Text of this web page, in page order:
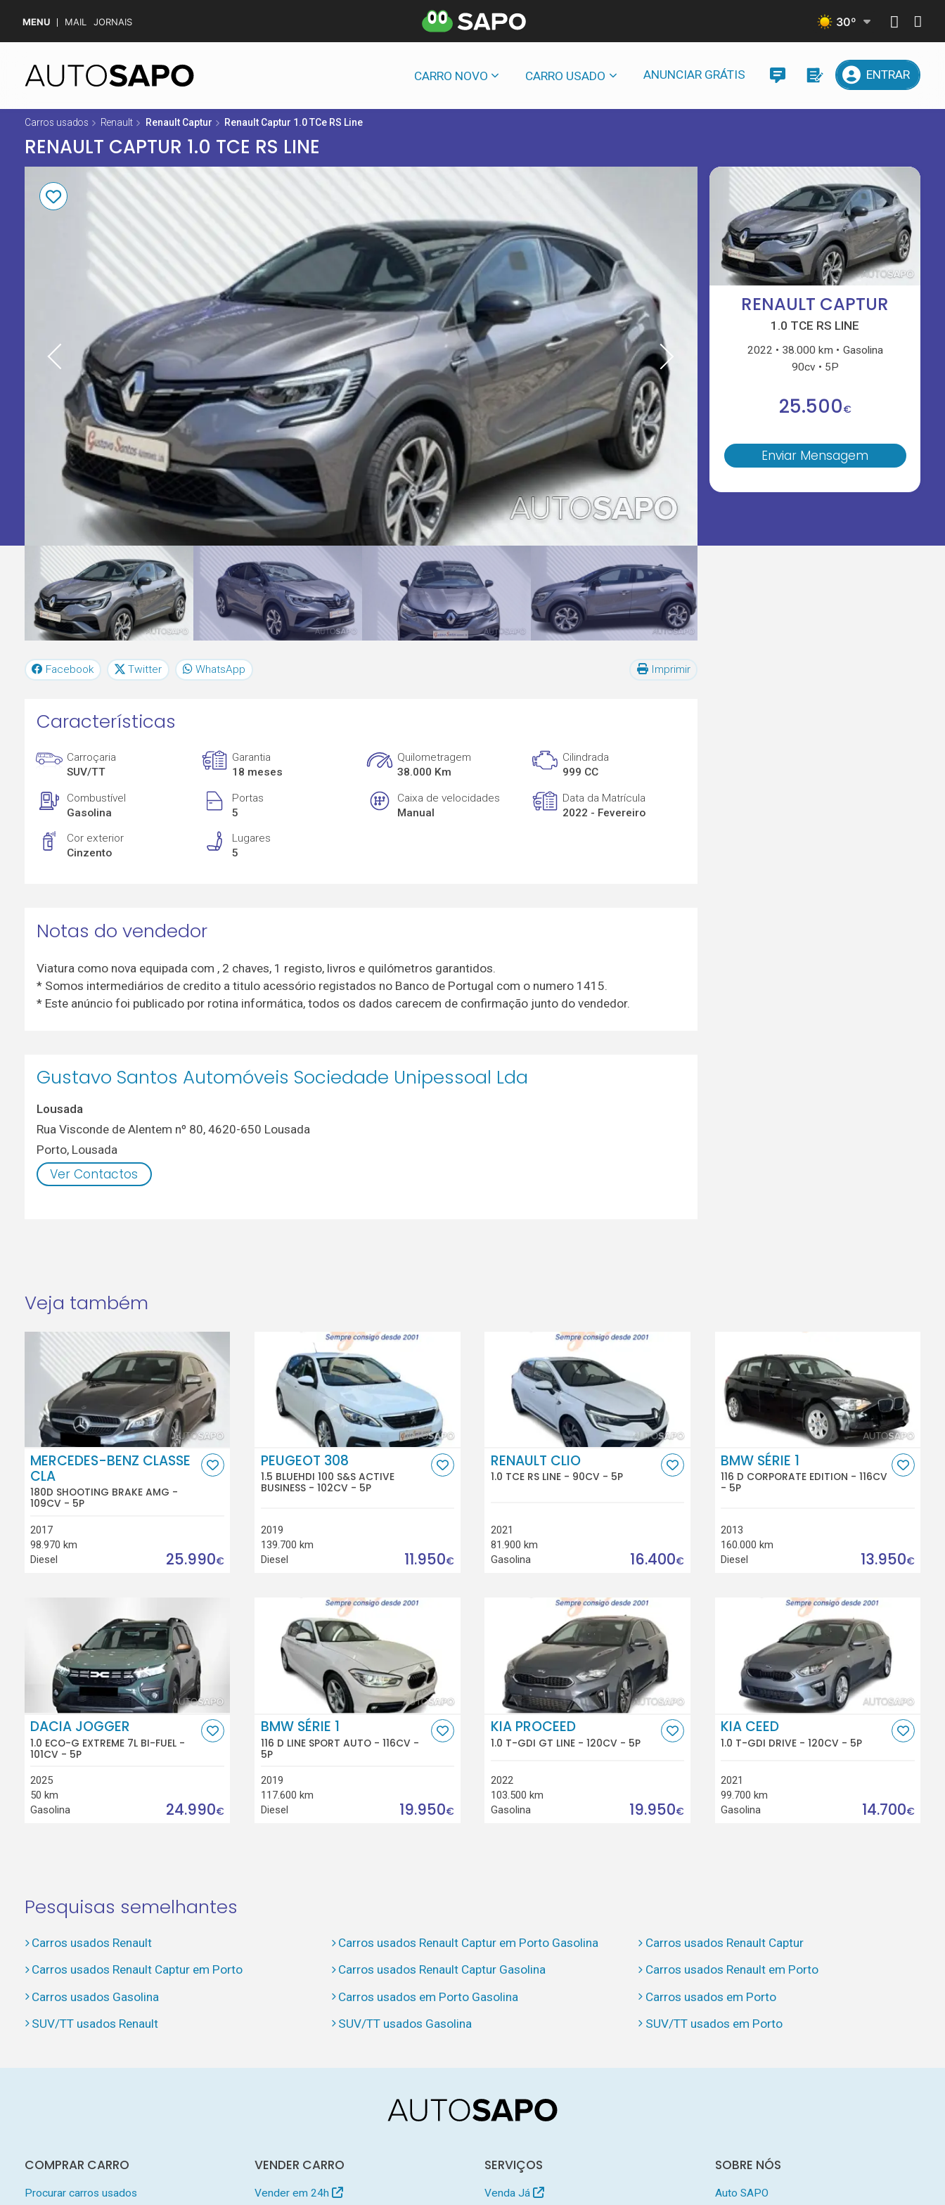
MENU MAIL JORNAIS 30º
CARRO NOVO CARRO USADO ANUNCIAR GRÁTIS ENTRAR
Carros usados Renault Renault Captur Renault Captur 1.0 TCe RS Line
RENAULT CAPTUR 1.0 TCE RS LINE
RENAULT CAPTUR
1.0 TCE RS LINE
2022 38.000 km
Gasolina
90cv
5P
25.500€
Enviar Mensagem
Facebook Twitter WhatsApp Imprimir
Características
Carroçaria
SUV/TT
Garantia
18 meses
Quilometragem
38.000 Km
Cilindrada
999 CC
Combustível
Gasolina
Portas
5
Caixa de velocidades
Manual
Data da Matrícula
2022 - Fevereiro
Cor exterior
Cinzento
Lugares
5
Notas do vendedor
Viatura como nova equipada com , 2 chaves, 1 registo, livros e quilómetros garantidos.
* Somos intermediários de credito a titulo acessório registados no Banco de Portugal com o numero 1415.
* Este anúncio foi publicado por rotina informática, todos os dados carecem de confirmação junto do vendedor.
Gustavo Santos Automóveis Sociedade Unipessoal Lda
Lousada
Rua Visconde de Alentem nº 80, 4620-650 Lousada
Porto, Lousada
Ver Contactos
Veja também
MERCEDES-BENZ CLASSE
CLA
180D SHOOTING BRAKE AMG -
109CV - 5P
2017
98.970 km
Diesel
25.990€
PEUGEOT 308
1.5 BLUEHDI 100 S&S ACTIVE
BUSINESS - 102CV - 5P
2019
139.700 km
Diesel
11.950€
RENAULT CLIO
1.0 TCE RS LINE - 90CV - 5P
2021
81.900 km
Gasolina
16.400€
BMW SÉRIE 1
116 D CORPORATE EDITION - 116CV
- 5P
2013
160.000 km
Diesel
13.950€
DACIA JOGGER
1.0 ECO-G EXTREME 7L BI-FUEL -
101CV - 5P
2025
50 km
Gasolina
24.990€
BMW SÉRIE 1
116 D LINE SPORT AUTO - 116CV -
5P
2019
117.600 km
Diesel
19.950€
KIA PROCEED
1.0 T-GDI GT LINE - 120CV - 5P
2022
103.500 km
Gasolina
19.950€
KIA CEED
1.0 T-GDI DRIVE - 120CV - 5P
2021
99.700 km
Gasolina
14.700€
Pesquisas semelhantes
Carros usados Renault Carros usados Renault Captur em Porto Gasolina
Carros usados Renault Captur
Carros usados Renault Captur em Porto
Carros usados Renault Captur Gasolina
Carros usados Renault em Porto
Carros usados Gasolina
Carros usados em Porto Gasolina
Carros usados em Porto
SUV/TT usados Renault
SUV/TT usados Gasolina SUV/TT usados em Porto
COMPRAR CARRO
Procurar carros usados
VENDER CARRO
Vender em 24h
SERVIÇOS
Venda Já
SOBRE NÓS
Auto SAPO